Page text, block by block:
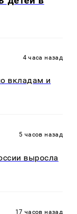
4 часа назад
вкладам и
5 часов назад
выросла
17 часов назад